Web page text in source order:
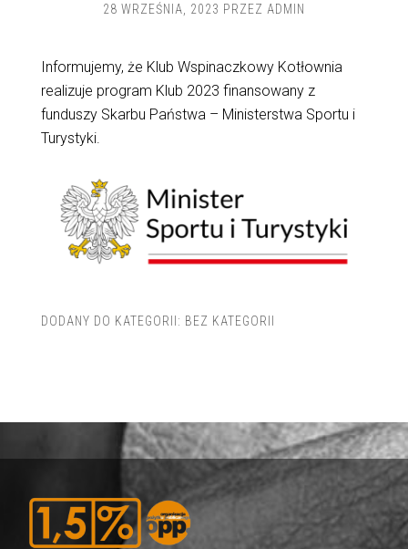
28 WRZEŚNIA, 2023 PRZEZ ADMIN
Informujemy, że Klub Wspinaczkowy Kotłownia
realizuje program Klub 2023 finansowany z
funduszy Skarbu Państwa – Ministerstwa Sportu i
Turystyki.
DODANY DO KATEGORII: BEZ KATEGORII